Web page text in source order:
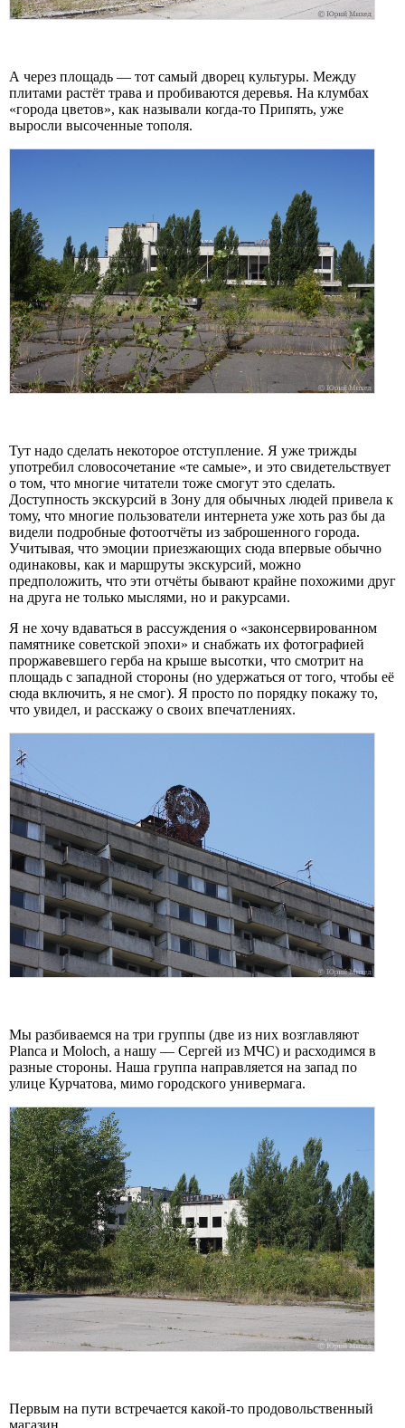
А через площадь — тот самый дворец культуры. Между
плитами растёт трава и пробиваются деревья. На клумбах
«города цветов», как называли когда-то Припять, уже
выросли высоченные тополя.
Тут надо сделать некоторое отступление. Я уже трижды
употребил словосочетание «те самые», и это свидетельствует
о том, что многие читатели тоже смогут это сделать.
Доступность экскурсий в Зону для обычных людей привела к
тому, что многие пользователи интернета уже хоть раз бы да
видели подробные фотоотчёты из заброшенного города.
Учитывая, что эмоции приезжающих сюда впервые обычно
одинаковы, как и маршруты экскурсий, можно
предположить, что эти отчёты бывают крайне похожими друг
на друга не только мыслями, но и ракурсами.
Я не хочу вдаваться в рассуждения о «законсервированном
памятнике советской эпохи» и снабжать их фотографией
проржавевшего герба на крыше высотки, что смотрит на
площадь с западной стороны (но удержаться от того, чтобы её
сюда включить, я не смог). Я просто по порядку покажу то,
что увидел, и расскажу о своих впечатлениях.
Мы разбиваемся на три группы (две из них возглавляют
Planca и Moloch, а нашу — Сергей из МЧС) и расходимся в
разные стороны. Наша группа направляется на запад по
улице Курчатова, мимо городского универмага.
Первым на пути встречается какой-то продовольственный
магазин.